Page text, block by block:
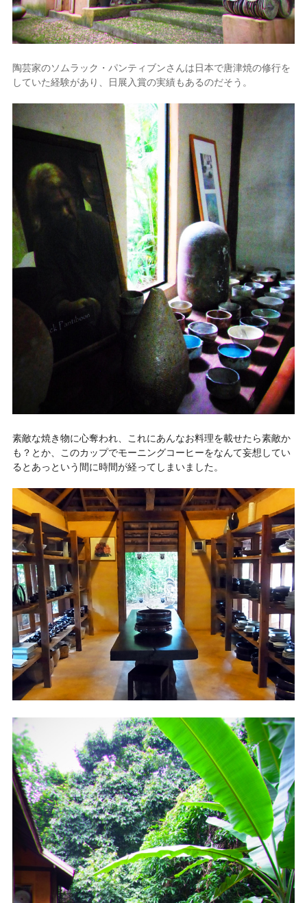
陶芸家のソムラック・パンティブンさんは日本で唐津焼の修行を
していた経験があり、日展入賞の実績もあるのだそう。
素敵な焼き物に心奪われ、これにあんなお料理を載せたら素敵か
も？とか、このカップでモーニングコーヒーをなんて妄想してい
るとあっという間に時間が経ってしまいました。